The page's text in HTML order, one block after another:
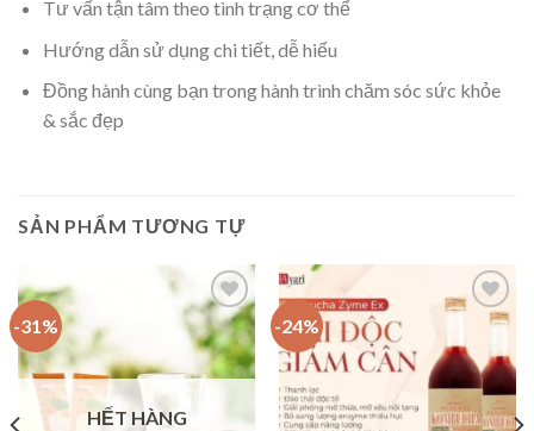
Tư vấn tận tâm theo tình trạng cơ thể
Hướng dẫn sử dụng chi tiết, dễ hiểu
Đồng hành cùng bạn trong hành trình chăm sóc sức khỏe
& sắc đẹp
SẢN PHẨM TƯƠNG TỰ
-31%
Add to
Wishlist
HẾT HÀNG
-24%
Add to
Wishlist